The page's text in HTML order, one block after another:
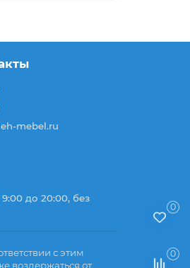
mebel.ru
до 20:00, без
с этим
воздержаться от
0
0